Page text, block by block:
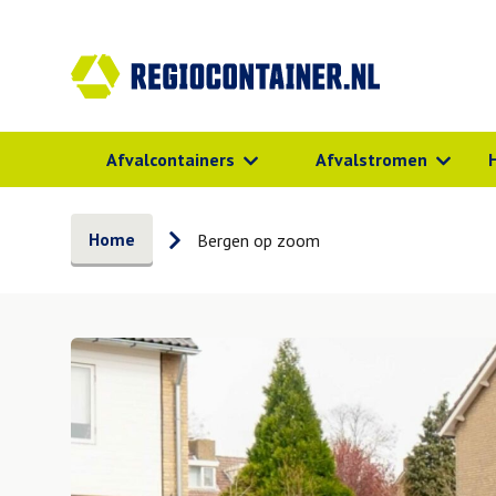
Afvalcontainers Afvalstromen
Home Bergen op zoom